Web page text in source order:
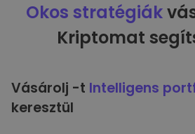
Okos stratégiák
Kriptomat
Vásárolj -t Intelligens
keresztül